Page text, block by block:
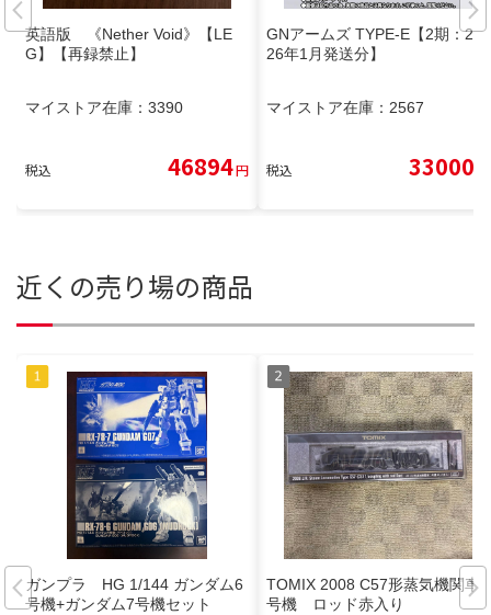
英語版 《Nether Void》【LE
G】【再録禁止】
マイストア在庫： 3390
税込 46894円
GNアームズ TYPE-E【2期：20
26年1月発送分】
マイストア在庫： 2567
税込 33000
近くの売り場の商品
ガンプラ HG 1/144 ガンダム6
号機+ガンダム7号機セット
TOMIX 2008 C57形蒸気機関車1
号機 ロッド赤入り